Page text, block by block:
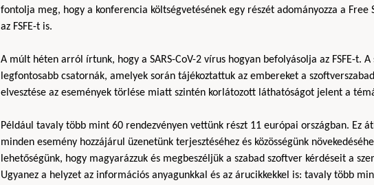
fontolja meg, hogy a konferencia költségvetésének egy részét adományozza a
az FSFE-t is.
A múlt héten arról írtunk, hogy a SARS-CoV-2 vírus hogyan befolyásolja az FSFE-t.
legfontosabb csatornák, amelyek során tájékoztattuk az embereket a
elvesztése az események törlése miatt szintén korlátozott láthatóságot jelent a
Például tavaly több mint 60 rendezvényen vettünk részt 11 európai országban. Ez
minden esemény hozzájárul üzenetünk terjesztéséhez és közösségünk
lehetőségünk, hogy magyarázzuk és megbeszéljük a szabad szoftver kérdéseit a
Ugyanez a helyzet az információs anyagunkkal és az árucikkekkel is: tavaly több